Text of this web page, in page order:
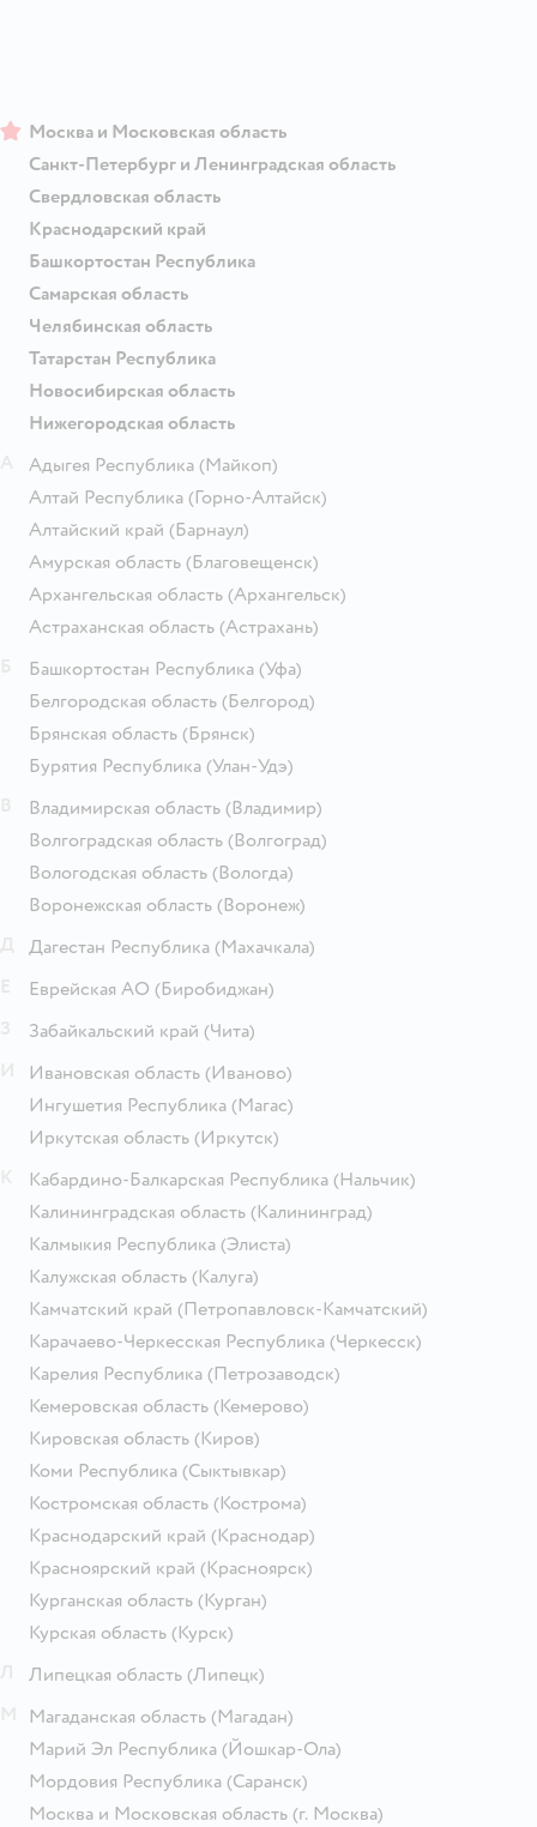
Москва и Московская область
Санкт-Петербург и Ленинградская область
Свердловская область
Краснодарский край
Башкортостан Республика
Самарская область
Челябинская область
Татарстан Республика
Новосибирская область
Нижегородская область
Адыгея Республика (Майкоп)
Алтай Республика (Горно-Алтайск)
Алтайский край (Барнаул)
Амурская область (Благовещенск)
Архангельская область (Архангельск)
Астраханская область (Астрахань)
Башкортостан Республика (Уфа)
Белгородская область (Белгород)
Брянская область (Брянск)
Бурятия Республика (Улан-Удэ)
Владимирская область (Владимир)
Волгоградская область (Волгоград)
Вологодская область (Вологда)
Воронежская область (Воронеж)
Дагестан Республика (Махачкала)
Еврейская АО (Биробиджан)
Забайкальский край (Чита)
Ивановская область (Иваново)
Ингушетия Республика (Магас)
Иркутская область (Иркутск)
Кабардино-Балкарская Республика (Нальчик)
Калининградская область (Калининград)
Калмыкия Республика (Элиста)
Калужская область (Калуга)
Камчатский край (Петропавловск-Камчатский)
Карачаево-Черкесская Республика (Черкесск)
Карелия Республика (Петрозаводск)
Кемеровская область (Кемерово)
Кировская область (Киров)
Коми Республика (Сыктывкар)
Костромская область (Кострома)
Краснодарский край (Краснодар)
Красноярский край (Красноярск)
Курганская область (Курган)
Курская область (Курск)
Липецкая область (Липецк)
Магаданская область (Магадан)
Марий Эл Республика (Йошкар-Ола)
Мордовия Республика (Саранск)
Москва и Московская область (г. Москва)